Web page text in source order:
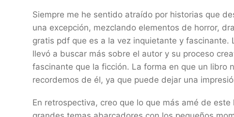
Siempre me he sentido atraído por historias que
una excepción, mezclando elementos de horror,
gratis pdf que es a la vez inquietante y
llevó a buscar más sobre el autor y su proceso
fascinante que la ficción. La forma en que un libro
recordemos de él, ya que puede dejar una
En retrospectiva, creo que lo que más amé de